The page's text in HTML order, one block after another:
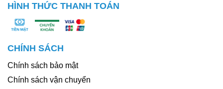
HÌNH THỨC THANH TOÁN
CHÍNH SÁCH
Chính sách bảo mật
Chính sách vận chuyển